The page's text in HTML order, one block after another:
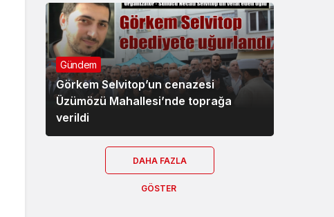
Gündem
Görkem Selvitop’un cenazesi
Üzümözü Mahallesi’nde toprağa
verildi
DAHA FAZLA
GÖSTER